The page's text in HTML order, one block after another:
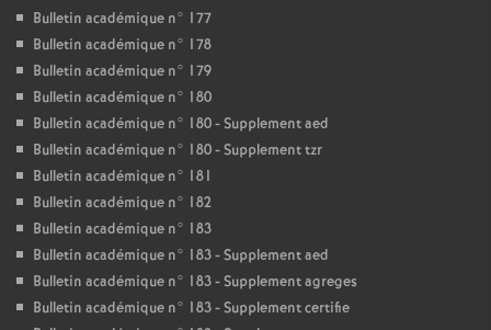
Bulletin académique n° 177
Bulletin académique n° 178
Bulletin académique n° 179
Bulletin académique n° 180
Bulletin académique n° 180 - Supplement aed
Bulletin académique n° 180 - Supplement tzr
Bulletin académique n° 181
Bulletin académique n° 182
Bulletin académique n° 183
Bulletin académique n° 183 - Supplement aed
Bulletin académique n° 183 - Supplement agreges
Bulletin académique n° 183 - Supplement certifie